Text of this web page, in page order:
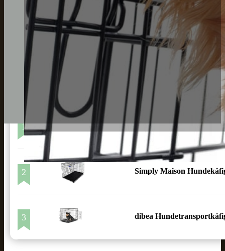
1 FEANDREA HundeKäfig
2 Simply Maison
3 dibea